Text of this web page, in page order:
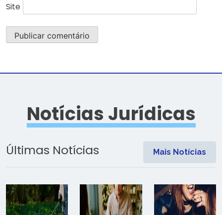
Site
Notícias Jurídicas
Últimas Notícias Mais Notícias